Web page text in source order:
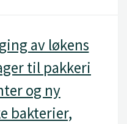
av løkens
til pakkeri
og ny
bakterier,